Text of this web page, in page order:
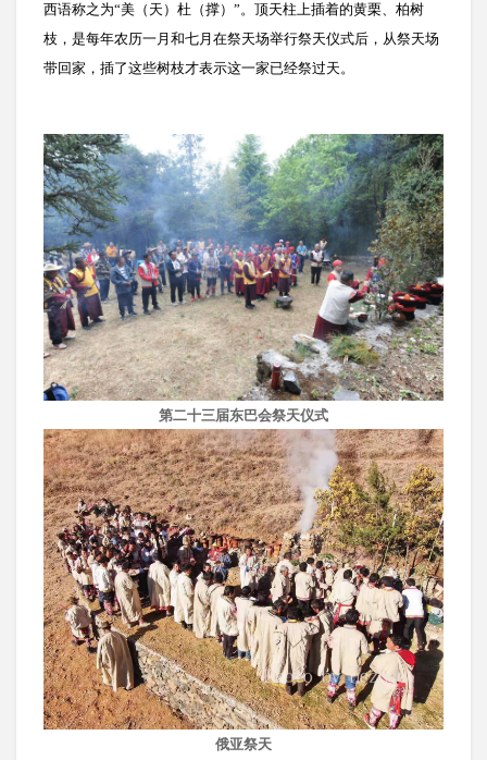
西语称之为“美（天）杜（撑）”。 顶天柱上插着的黄栗、柏树
枝，是每年农历一月和七月在祭天场举行祭天仪式后，从祭天场
带回家，插了这些树枝才表示这一家已经祭过天。
第二十三届东巴会祭天仪式
俄亚祭天